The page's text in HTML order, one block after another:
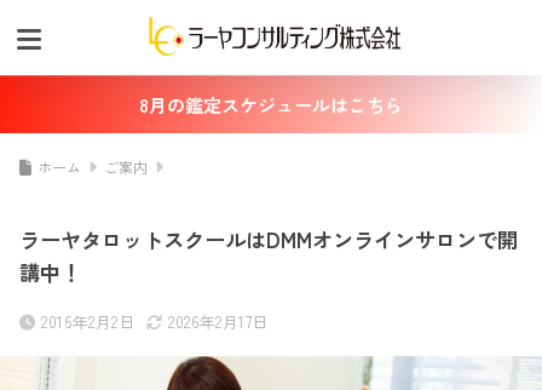
8月の鑑定スケジュールはこちら
ホーム ご案内
ラーヤタロットスクールはDMMオンラインサロンで開
講中！
2016年2月2日 2026年2月17日